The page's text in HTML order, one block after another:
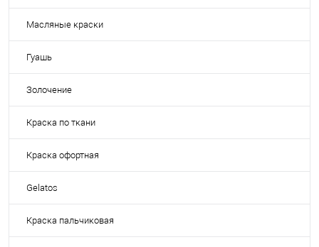
Масляные краски
Гуашь
Золочение
Краска по ткани
Краска офортная
Gelatos
Краска пальчиковая